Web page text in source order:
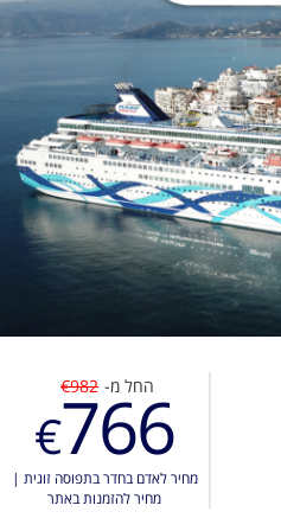
החל מ- €982
€766
מחיר לאדם בחדר בתפוסה זוגית |
מחיר להזמנות באתר